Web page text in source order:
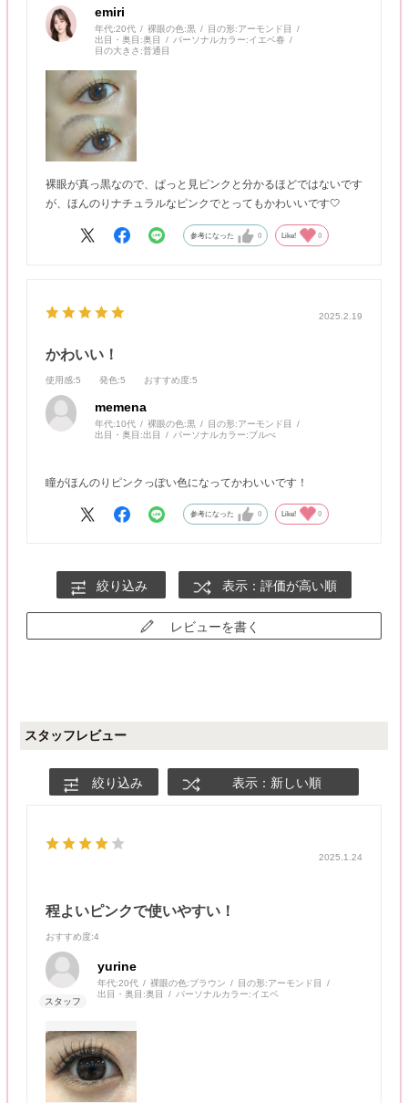
emiri
年代:20代 裸眼の色:黒 目の形:アーモンド目
出目・奥目:奥目 パーソナルカラー:イエベ春
目の大きさ:普通目
裸眼が真っ黒なので、ぱっと見ピンクと分かるほどではないです
が、ほんのりナチュラルなピンクでとってもかわいいです🤍
参考になった 0 Like! 0
2025.2.19
かわいい！
使用感:5 発色:5 おすすめ度:5
memena
年代:10代 裸眼の色:黒 目の形:アーモンド目
出目・奥目:出目 パーソナルカラー:ブルべ
瞳がほんのりピンクっぽい色になってかわいいです！
参考になった 0 Like! 0
絞り込み 表示：評価が高い順
レビューを書く
スタッフレビュー
絞り込み 表示：新しい順
2025.1.24
程よいピンクで使いやすい！
おすすめ度:4
yurine
年代:20代 裸眼の色:ブラウン 目の形:アーモンド目
出目・奥目:奥目 パーソナルカラー:イエベ